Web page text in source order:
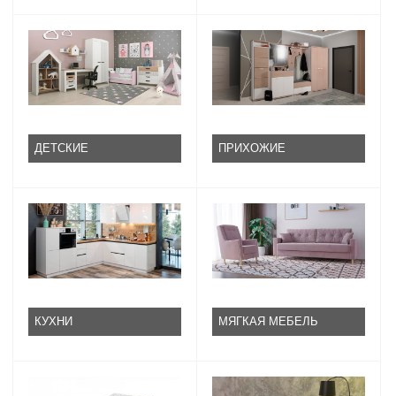
ДЕТСКИЕ ПРИХОЖИЕ
КУХНИ МЯГКАЯ МЕБЕЛЬ